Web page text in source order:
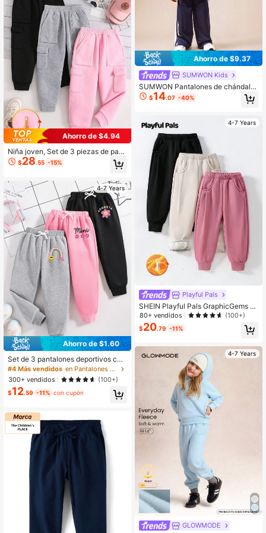
Ahorro de $4.94
Niña joven, Set de 3 piezas de pant
alones deportivos con forro térmico
grueso, pantalones casuales multiu
$28.55 -15%
4-7 Years
Ahorro de $1.60
Set de 3 pantalones deportivos con
estampado de dibujos animados par
a niños pequeños
#4 Más vendidos
en Pantalones deportivos para niñas
300+ vendidos
(100+)
$12.59 -11% con cupón
Ahorro de $9.37
SUMWON Kids
SUMWON Pantalones de chándal a
zul marino para niñas con rayas lat
erales, cintura elástica, pantalones
pa deportiva para otoño e invierno, j
oggers para vacaciones
$14.07 -40%
4-7 Years
Playful Pals
SHEIN Playful Pals GraphicGems 3
piezas Pantalones de chándal casu
ales & cómodos lisos para niña jove
n otoño invierno
80+ vendidos (100+)
$20.79 -11%
4-7 Years
GLOWMODE